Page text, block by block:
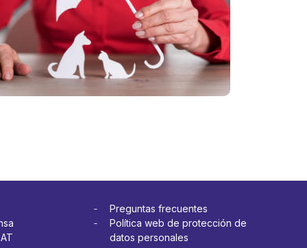
cuidar su
gastos
inesperados
Preguntas frecuentes
Política web de protección de
datos personales